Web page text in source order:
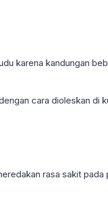
karena kandungan
cara dioleskan di
rasa sakit pada